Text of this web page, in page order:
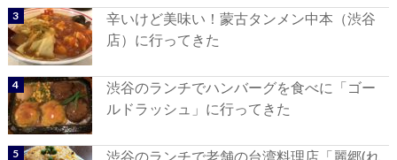
辛いけど美味い！蒙古タンメン中本（渋谷
店）に行ってきた
渋谷のランチでハンバーグを食べに「ゴー
ルドラッシュ」に行ってきた
渋谷のランチで老舗の台湾料理店「麗郷(れ